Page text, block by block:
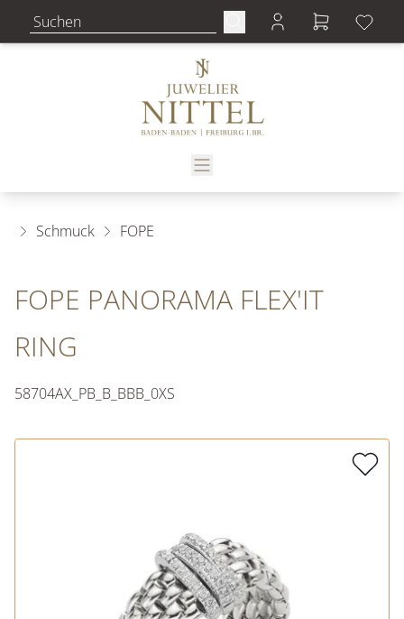
Schmuck FOPE
FOPE PANORAMA FLEX'IT
RING
58704AX_PB_B_BBB_0XS